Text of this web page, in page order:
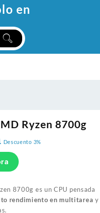
en
Ryzen 8700g
Descuento 3%
8700g es un CPU pensada
rendimiento en multitarea y